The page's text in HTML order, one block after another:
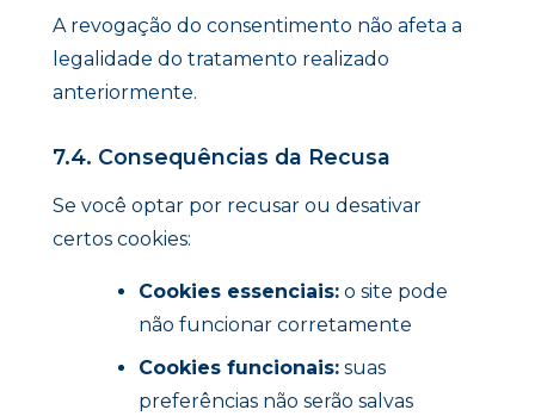
A revogação do consentimento não afeta a
legalidade do tratamento realizado
anteriormente.
7.4. Consequências da Recusa
Se você optar por recusar ou desativar
certos cookies:
Cookies essenciais: o site pode
não funcionar corretamente
Cookies funcionais: suas
preferências não serão salvas